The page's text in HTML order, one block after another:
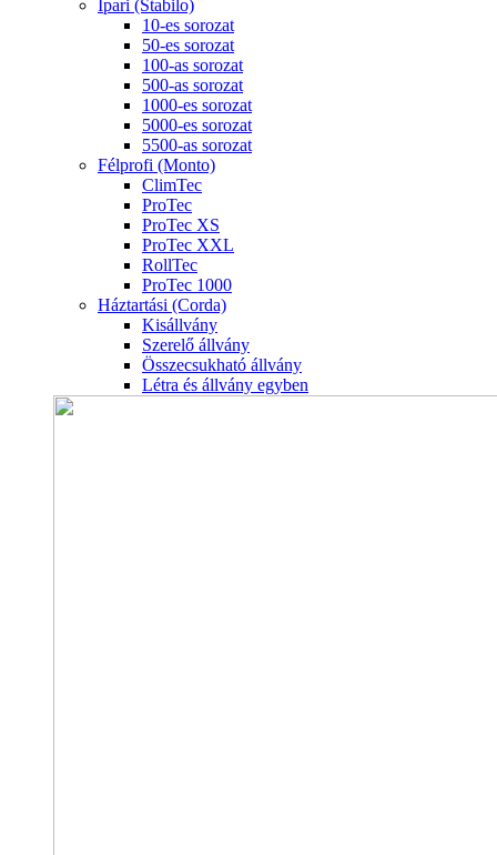
Ipari (Stabilo)
10-es sorozat
50-es sorozat
100-as sorozat
500-as sorozat
1000-es sorozat
5000-es sorozat
5500-as sorozat
Félprofi (Monto)
ClimTec
ProTec
ProTec XS
ProTec XXL
RollTec
ProTec 1000
Háztartási (Corda)
Kisállvány
Szerelő állvány
Összecsukható állvány
Létra és állvány egyben